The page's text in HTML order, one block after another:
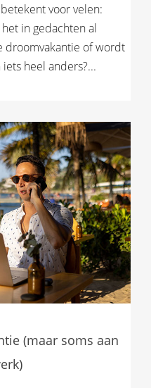
voor velen:
in gedachten al
droomvakantie of wordt
heel anders?...
(maar soms aan